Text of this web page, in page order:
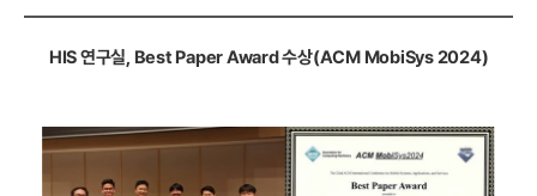
HIS연구실, Best Paper Award수상(ACM MobiSys 2024)